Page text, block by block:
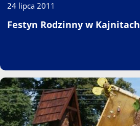
24 lipca 2011
Festyn Rodzinny w Kajnitach